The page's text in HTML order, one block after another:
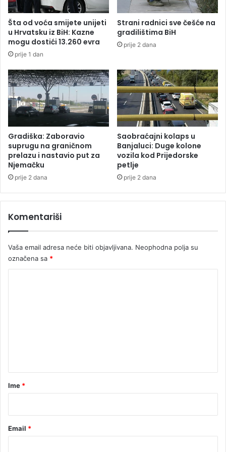
l
i
n
a
k
o
n
a
p
o
k
i
p
t
i
n
h
i
z
o
v
u
D
b
o
j
u
:
O
a
c
u
m
r
a
r
k
Šta od voća smijete unijeti
u Hrvatsku iz BiH: Kazne
mogu dostići 13.260 evra
prije 1 dan
Strani radnici sve češće na
gradilištima BiH
prije 2 dana
Gradiška: Zaboravio
suprugu na graničnom
prelazu i nastavio put za
Njemačku
prije 2 dana
Saobraćajni kolaps u
Banjaluci: Duge kolone
vozila kod Prijedorske
petlje
prije 2 dana
Komentariši
Vaša email adresa neće biti objavljivana. Neophodna polja su
označena sa *
rIme *
Email *